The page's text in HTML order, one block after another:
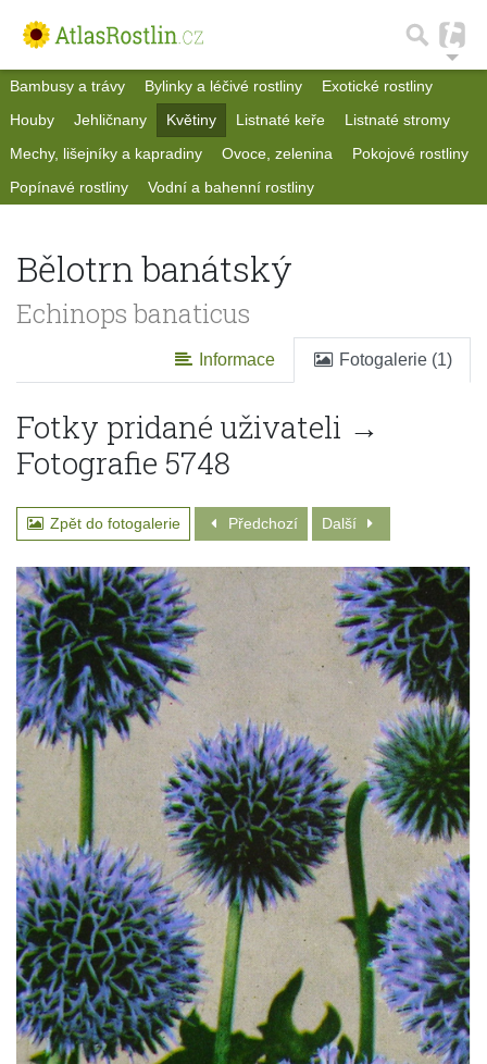
Bambusy a trávy Bylinky a léčivé rostliny
Exotické rostliny
Houby
Jehličnany Květiny Listnaté keře
Listnaté stromy
Mechy, lišejníky a kapradiny
Ovoce, zelenina
Pokojové rostliny
Popínavé rostliny
Vodní a bahenní rostliny
Bělotrn banátský
Echinops banaticus
Informace Fotogalerie (1)
Fotky pridané uživateli →
Fotografie 5748
Zpět do fotogalerie Předchozí Další